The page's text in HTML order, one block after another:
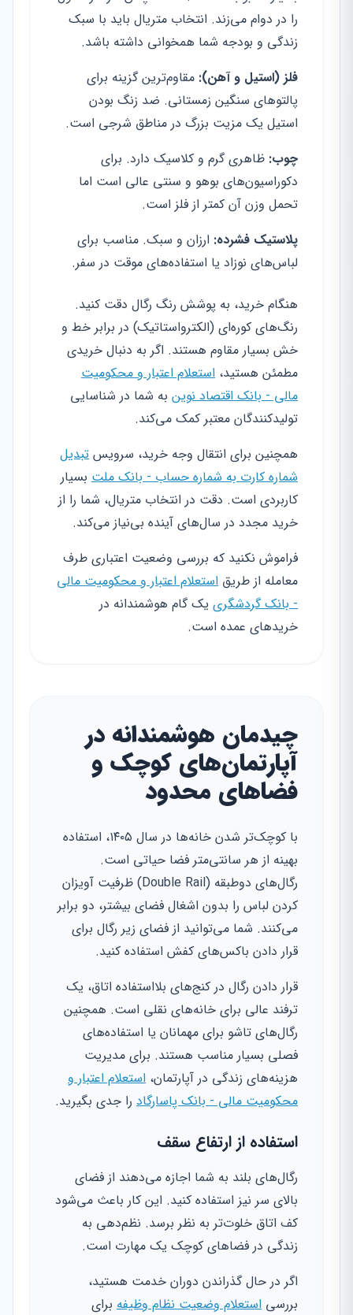
را در دوام می‌زند. انتخاب متریال باید با سبک
زندگی و بودجه شما همخوانی داشته باشد.
فلز (استیل و آهن): مقاوم‌ترین گزینه برای
پالتوهای سنگین زمستانی. ضد زنگ بودن
استیل یک مزیت بزرگ در مناطق شرجی است.
چوب: ظاهری گرم و کلاسیک دارد. برای
دکوراسیون‌های بوهو و سنتی عالی است اما
تحمل وزن آن کمتر از فلز است.
پلاستیک فشرده: ارزان و سبک. مناسب برای
لباس‌های نوزاد یا استفاده‌های موقت در سفر.
هنگام خرید، به پوشش رنگ رگال دقت کنید.
رنگ‌های کوره‌ای (الکترواستاتیک) در برابر خط و
خش بسیار مقاوم هستند. اگر به دنبال خریدی
مطمئن هستید، استعلام اعتبار و محکومیت
مالی - بانک اقتصاد نوین به شما در شناسایی
تولیدکنندگان معتبر کمک می‌کند.
همچنین برای انتقال وجه خرید، سرویس تبدیل
شماره کارت به شماره حساب - بانک ملت بسیار
کاربردی است. دقت در انتخاب متریال، شما را از
خرید مجدد در سال‌های آینده بی‌نیاز می‌کند.
فراموش نکنید که بررسی وضعیت اعتباری طرف
معامله از طریق استعلام اعتبار و محکومیت مالی
- بانک گردشگری یک گام هوشمندانه در
خریدهای عمده است.
چیدمان هوشمندانه در
آپارتمان‌های کوچک و
فضاهای محدود
با کوچک‌تر شدن خانه‌ها در سال ۱۴۰۵، استفاده
بهینه از هر سانتی‌متر فضا حیاتی است.
رگال‌های دوطبقه (Double Rail) ظرفیت آویزان
کردن لباس را بدون اشغال فضای بیشتر، دو برابر
می‌کنند. شما می‌توانید از فضای زیر رگال برای
قرار دادن باکس‌های کفش استفاده کنید.
قرار دادن رگال در کنج‌های بلااستفاده اتاق، یک
ترفند عالی برای خانه‌های نقلی است. همچنین
رگال‌های تاشو برای مهمانان یا استفاده‌های
فصلی بسیار مناسب هستند. برای مدیریت
هزینه‌های زندگی در آپارتمان، استعلام اعتبار و
محکومیت مالی - بانک پاسارگاد را جدی بگیرید.
استفاده از ارتفاع سقف
رگال‌های بلند به شما اجازه می‌دهند از فضای
بالای سر نیز استفاده کنید. این کار باعث می‌شود
کف اتاق خلوت‌تر به نظر برسد. نظم‌دهی به
زندگی در فضاهای کوچک یک مهارت است.
اگر در حال گذراندن دوران خدمت هستید،
بررسی استعلام وضعیت نظام وظیفه برای